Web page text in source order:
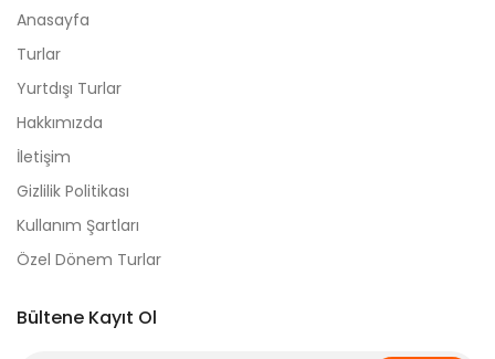
Anasayfa
Turlar
Yurtdışı Turlar
Hakkımızda
İletişim
Gizlilik Politikası
Kullanım Şartları
Özel Dönem Turlar
Bültene Kayıt Ol